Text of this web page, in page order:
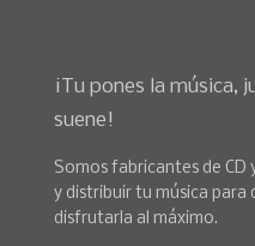
¡Tu pones la música,
suene!
Somos fabricantes de CD
y distribuir tu música para
disfrutarla al máximo.